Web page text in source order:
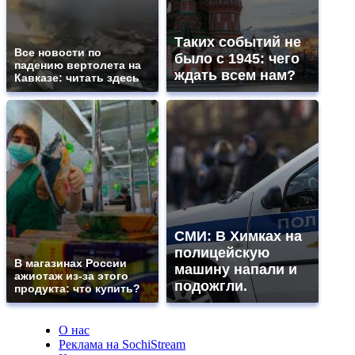
Все новости по
падению вертолета на
Кавказе: читать здесь
Таких событий не
было с 1945: чего
ждать всем нам?
В магазинах России
ажиотаж из-за этого
продукта: что купить?
СМИ: В Химках на
полицейскую
машину напали и
подожгли.
О нас
Реклама на SochiStream